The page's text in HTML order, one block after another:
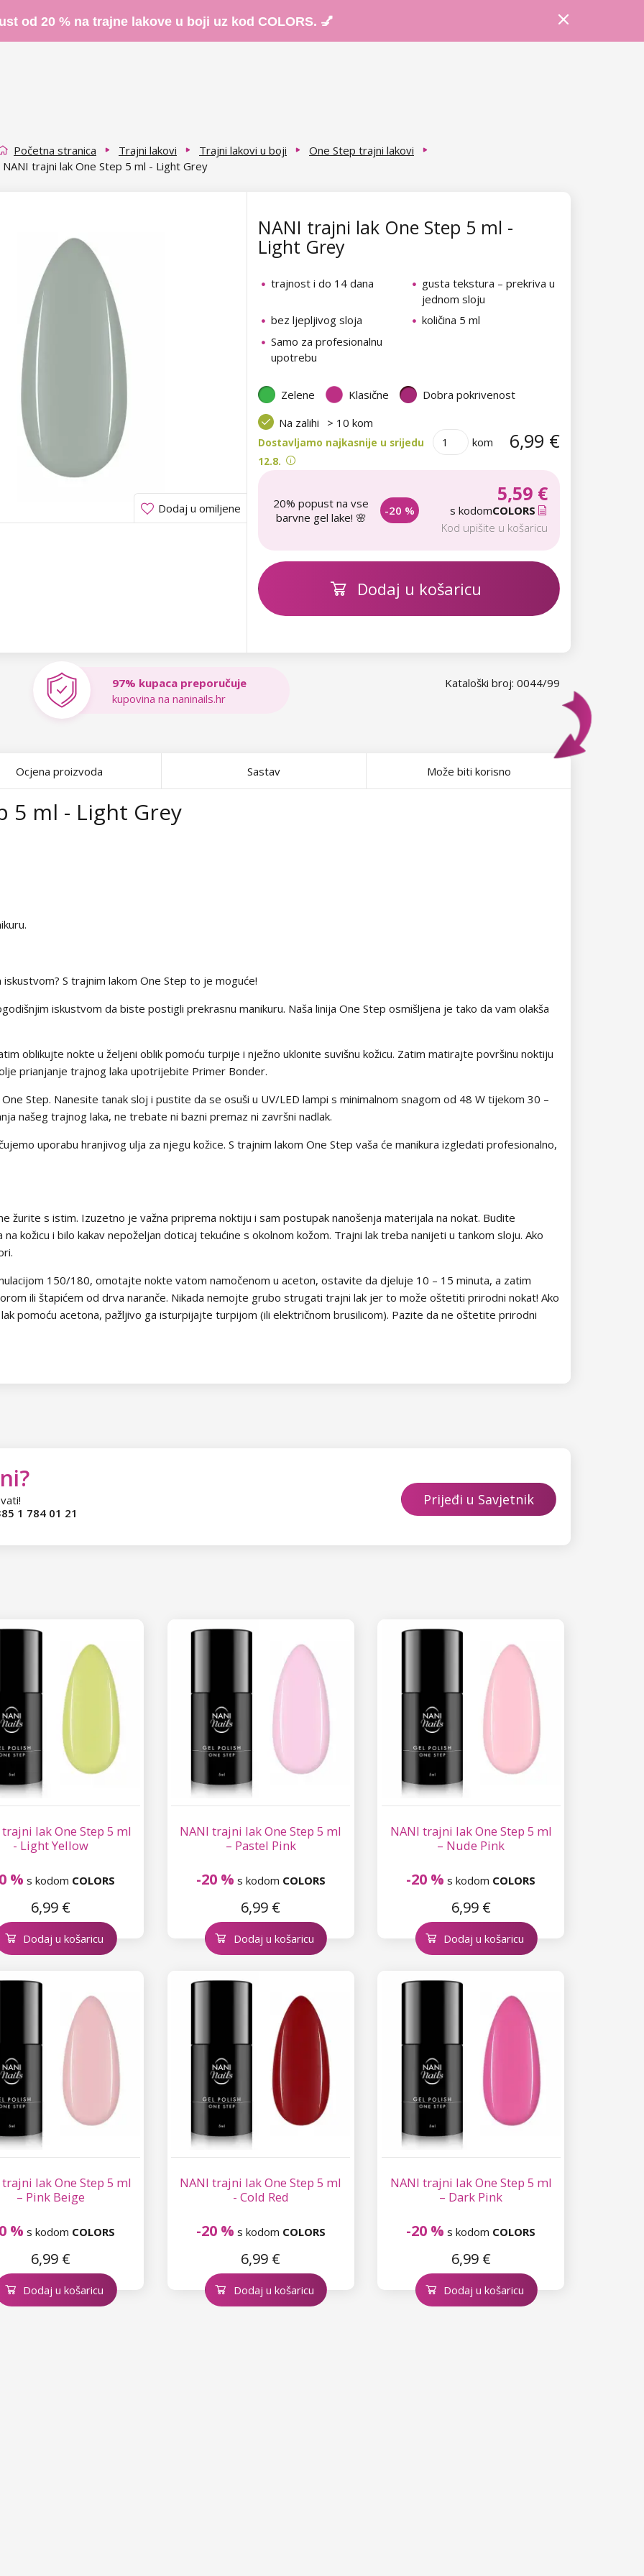
od 20 % na trajne lakove u boji uz kod COLORS. 💅
Početna stranica Trajni lakovi Trajni lakovi u boji
One Step trajni lakovi
NANI trajni lak One Step 5 ml - Light Grey
Dodaj u omiljene
NANI trajni lak One Step 5 ml -
Light Grey
trajnost i do 14 dana
gusta tekstura – prekriva u
jednom sloju
bez ljepljivog sloja
količina 5 ml
Samo za profesionalnu
upotrebu
Zelene Klasične
Dobra pokrivenost
Na zalihi
> 10 kom
Dostavljamo najkasnije u srijedu
12.8.
kom 6,99 €
20% popust na vse
barvne gel lake! 🌸
-20 %
5,59 €
s kodomCOLORS
Kod upišite u košaricu
Dodaj u košaricu
Kataloški broj: 0044/99
97% kupaca preporučuje
kupovina na naninails.hr
5 ml - Light Grey
S trajnim lakom One Step to je moguće!
iskustvom da biste postigli prekrasnu manikuru. Naša linija One Step osmišljena je tako da vam olakša
oblikujte nokte u željeni oblik pomoću turpije i nježno uklonite suvišnu kožicu. Zatim matirajte površinu noktiju
prianjanje trajnog laka upotrijebite Primer Bonder.
Step. Nanesite tanak sloj i pustite da se osuši u UV/LED lampi s minimalnom snagom od 48 W tijekom 30 –
našeg trajnog laka, ne trebate ni bazni premaz ni završni nadlak.
uporabu hranjivog ulja za njegu kožice. S trajnim lakom One Step vaša će manikura izgledati profesionalno,
žurite s istim. Izuzetno je važna priprema noktiju i sam postupak nanošenja materijala na nokat. Budite
kožicu i bilo kakav nepoželjan doticaj tekućine s okolnom kožom. Trajni lak treba nanijeti u tankom sloju. Ako
150/180, omotajte nokte vatom namočenom u aceton, ostavite da djeluje 10 – 15 minuta, a zatim
ili štapićem od drva naranče. Nikada nemojte grubo strugati trajni lak jer to može oštetiti prirodni nokat! Ako
pomoću acetona, pažljivo ga isturpijajte turpijom (ili električnom brusilicom). Pazite da ne oštetite prirodni
Ocjena proizvoda Sastav Može biti korisno
1 784 01 21
Prijeđi u Savjetnik
lak One Step 5 ml
- Light Yellow
% s kodom COLORS
6,99 €
Dodaj u košaricu
NANI trajni lak One Step 5 ml
– Pastel Pink
-20 % s kodom COLORS
6,99 €
Dodaj u košaricu
NANI trajni lak One Step 5 ml
– Nude Pink
-20 % s kodom COLORS
6,99 €
Dodaj u košaricu
lak One Step 5 ml
– Pink Beige
% s kodom COLORS
6,99 €
Dodaj u košaricu
NANI trajni lak One Step 5 ml
- Cold Red
-20 % s kodom COLORS
6,99 €
Dodaj u košaricu
NANI trajni lak One Step 5 ml
– Dark Pink
-20 % s kodom COLORS
6,99 €
Dodaj u košaricu